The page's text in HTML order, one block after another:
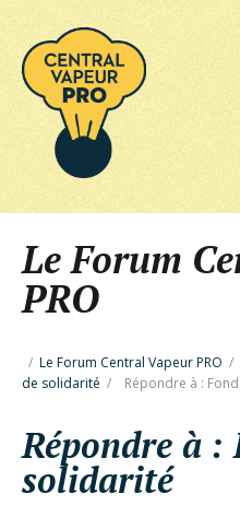
Le Forum
PRO
/ Le Forum Central Vapeur PRO /
de solidarité / Répondre à :
Répondre à :
solidarité